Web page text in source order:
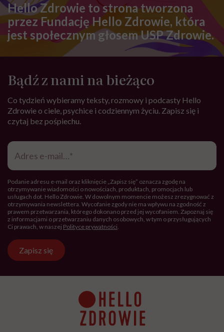
Hello Zdrowie to strona tworzona
przez Fundację Hello Zdrowie, która
jest społecznym głosem USP Zdrowie.
Bądź z nami na bieżąco
Co tydzień wybieramy teksty, rozmowy i podcasty Hello
Zdrowie o ciele, psychice i codziennym życiu. Zapisz się i
czytaj bez pośpiechu.
Adres
mail*
Podanie adresu e-mail oraz kliknięcie „Zapisz się” oznacza zgodę na
otrzymywanie wiadomości o nowościach, produktach, promocjach lub
usługach dot. Hello Zdrowie. W dowolnym momencie możesz zrezygnować z
otrzymywania newslettera. Wycofanie zgody nie ma wpływu na zgodność z
prawem przetwarzania, którego dokonano przed jej wycofaniem. Zapoznaj się
z informacjami o przetwarzaniu danych osobowych, w tym o przysługujących
Ci prawach, w naszej Polityce prywatności.
Zapisz się